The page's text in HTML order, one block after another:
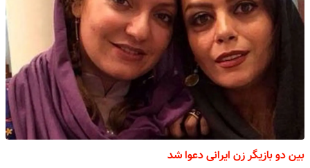
بین دو بازیگر زن ایرانی دعوا شد